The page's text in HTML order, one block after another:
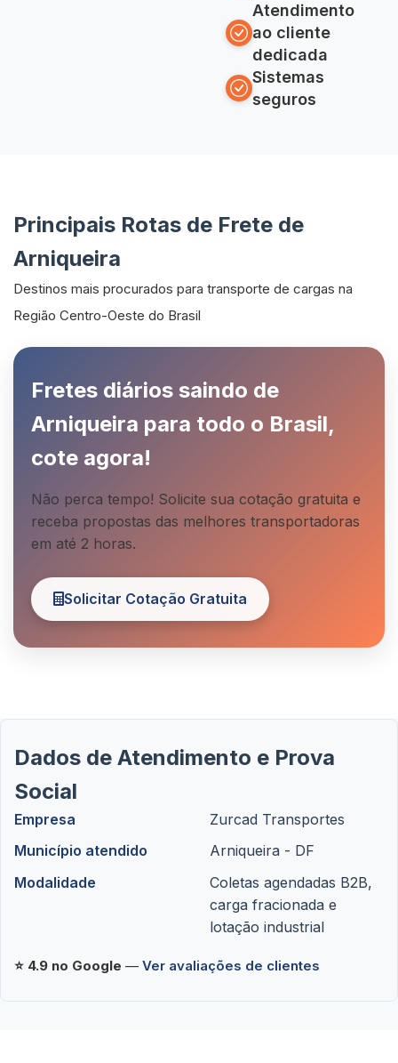
Atendimento
ao cliente
dedicada
Sistemas
seguros
Principais Rotas de Frete de
Arniqueira
Destinos mais procurados para transporte de cargas na
Região Centro-Oeste do Brasil
Fretes diários saindo de
Arniqueira para todo o Brasil,
cote agora!
Não perca tempo! Solicite sua cotação gratuita e
receba propostas das melhores transportadoras
em até 2 horas.
Solicitar Cotação Gratuita
Dados de Atendimento e Prova
Social
Empresa
Zurcad Transportes
Município atendido
Arniqueira - DF
Modalidade
Coletas agendadas B2B,
carga fracionada e
lotação industrial
⭐ 4.9 no Google — Ver avaliações de clientes